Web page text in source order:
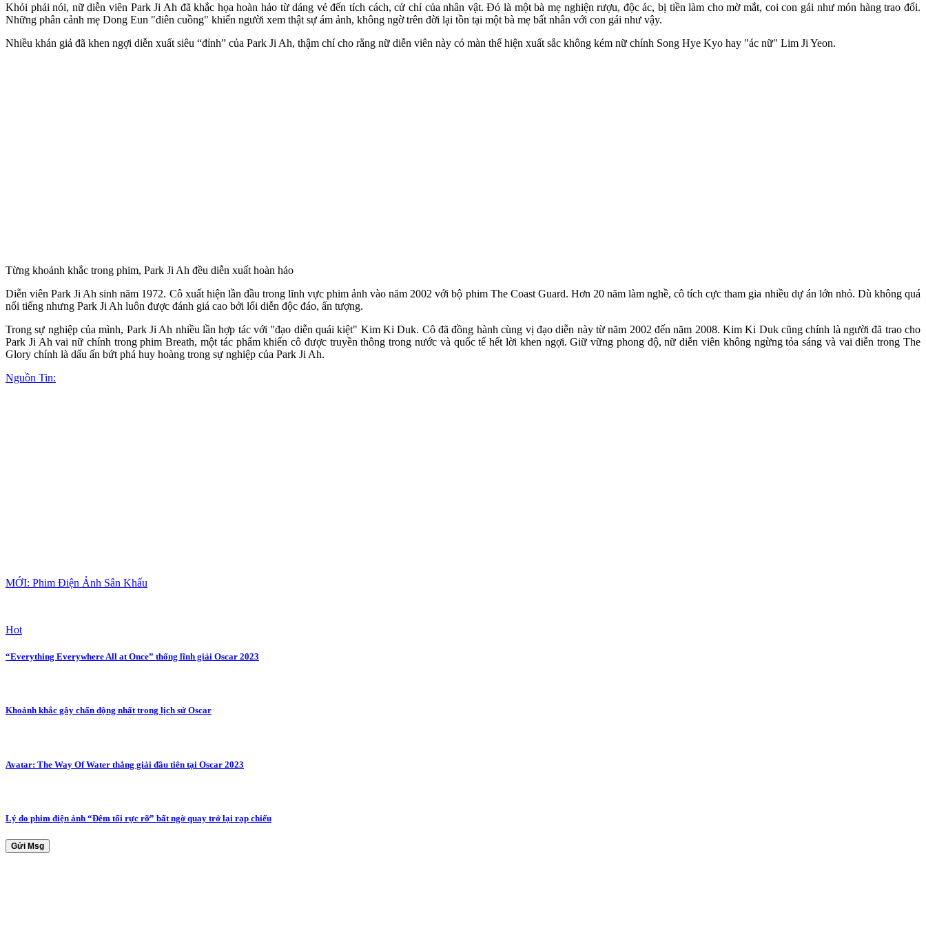
Khỏi phải nói, nữ diễn viên Park Ji Ah đã khắc họa hoàn hảo từ dáng vẻ đến tích cách, cử chỉ của nhân vật. Đó là một bà mẹ nghiện rượu, độc ác, bị tiền làm cho mờ mắt, coi con gái như món hàng trao đổi.
Những phân cảnh mẹ Dong Eun "điên cuồng" khiến người xem thật sự ám ảnh, không ngờ trên đời lại tồn tại một bà mẹ bất nhân với con gái như vậy.
Nhiều khán giả đã khen ngợi diễn xuất siêu “đỉnh” của Park Ji Ah, thậm chí cho rằng nữ diễn viên này có màn thể hiện xuất sắc không kém nữ chính Song Hye Kyo hay "ác nữ" Lim Ji Yeon.
Từng khoảnh khắc trong phim, Park Ji Ah đều diễn xuất hoàn hảo
Diễn viên Park Ji Ah sinh năm 1972. Cô xuất hiện lần đầu trong lĩnh vực phim ảnh vào năm 2002 với bộ phim The Coast Guard. Hơn 20 năm làm nghề, cô tích cực tham gia nhiều dự án lớn nhỏ. Dù không quá
nổi tiếng nhưng Park Ji Ah luôn được đánh giá cao bởi lối diễn độc đáo, ấn tượng.
Trong sự nghiệp của mình, Park Ji Ah nhiều lần hợp tác với "đạo diễn quái kiệt" Kim Ki Duk. Cô đã đồng hành cùng vị đạo diễn này từ năm 2002 đến năm 2008. Kim Ki Duk cũng chính là người đã trao cho
Park Ji Ah vai nữ chính trong phim Breath, một tác phẩm khiến cô được truyền thông trong nước và quốc tế hết lời khen ngợi. Giữ vững phong độ, nữ diễn viên không ngừng tỏa sáng và vai diễn trong The
Glory chính là dấu ấn bứt phá huy hoàng trong sự nghiệp của Park Ji Ah.
Nguồn Tin:
MỚI: Phim Điện Ảnh Sân Khấu
Hot
“Everything Everywhere All at Once” thống lĩnh giải Oscar 2023
Khoảnh khắc gây chấn động nhất trong lịch sử Oscar
Avatar: The Way Of Water thắng giải đầu tiên tại Oscar 2023
Lý do phim điện ảnh “Đêm tối rực rỡ” bất ngờ quay trở lại rạp chiếu
Gửi Msg